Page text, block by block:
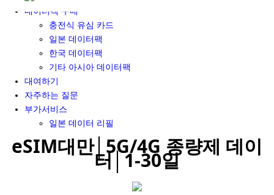
데이터팩 구매
충전식 유심 카드
일본 데이터팩
한국 데이터팩
기타 아시아 데이터팩
대여하기
자주하는 질문
부가서비스
일본 데이터 리필
eSIM대만│5G/4G 종량제 데이
터│1-30일